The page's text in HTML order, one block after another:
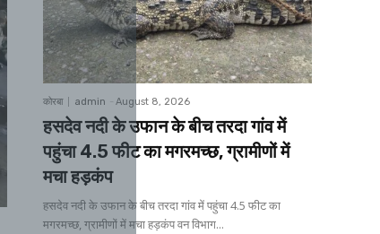
कोरबा admin August 8, 2026
हसदेव नदी के उफान के बीच तरदा गांव में
पहुंचा 4.5 फीट का मगरमच्छ, ग्रामीणों में
मचा हड़कंप
हसदेव नदी के उफान के बीच तरदा गांव में पहुंचा 4.5 फीट का
मगरमच्छ, ग्रामीणों में मचा हड़कंप वन विभाग...